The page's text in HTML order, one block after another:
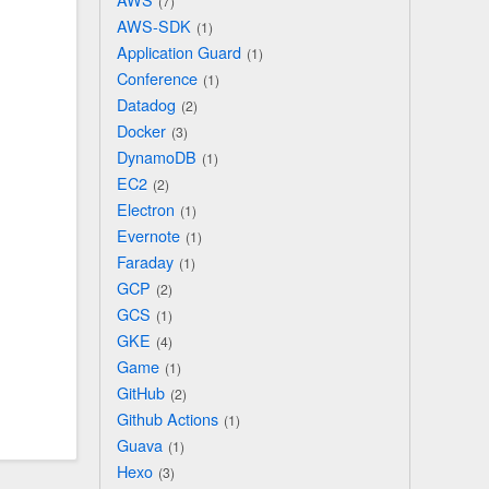
AWS-SDK 1
Application Guard 1
Conference 1
Datadog 2
Docker 3
DynamoDB 1
EC2 2
Electron 1
Evernote 1
Faraday 1
GCP 2
GCS 1
GKE 4
Game 1
GitHub 2
Github Actions 1
Guava 1
Hexo 3